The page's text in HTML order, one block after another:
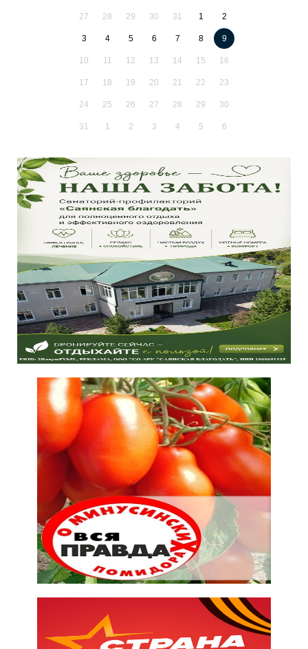
27 28 29 30 31 1 2
3 4 5 6 7 8 9
10 11 12 13 14 15 16
17 18 19 20 21 22 23
24 25 26 27 28 29 30
31 1 2 3 4 5 6